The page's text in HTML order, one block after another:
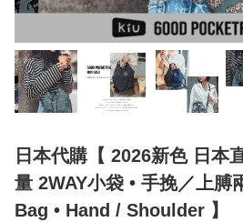
日本代購【 2026新色 日本
量 2WAY小袋 • 手挽／上膊
Bag • Hand / Shoulder 】